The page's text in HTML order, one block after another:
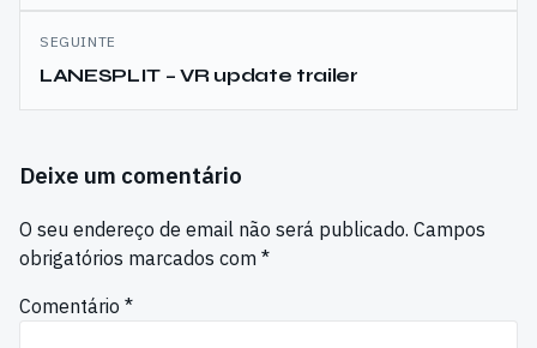
artigos
SEGUINTE
LANESPLIT – VR update trailer
Deixe um comentário
O seu endereço de email não será publicado. Campos
obrigatórios marcados com *
Comentário *